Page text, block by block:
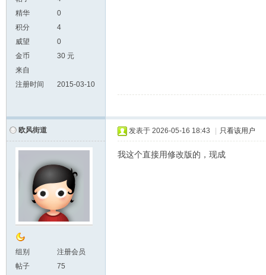
精华
0
积分
4
威望
0
金币
30 元
来自
注册时间
2015-03-10
欧风街道
组别
注册会员
帖子
75
发表于 2026-05-16 18:43 只看该用户
我这个直接用修改版的，现成